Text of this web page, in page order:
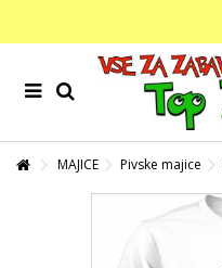
MAJICE Pivske majice